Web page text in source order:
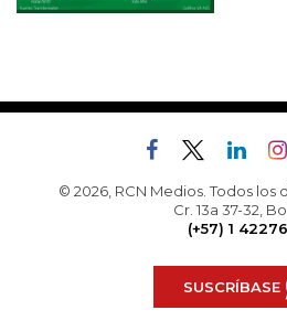
© 2026, RCN Medios. Todos los
Cr. 13a 37-32,
(+57) 1
SUSCRÍBASE